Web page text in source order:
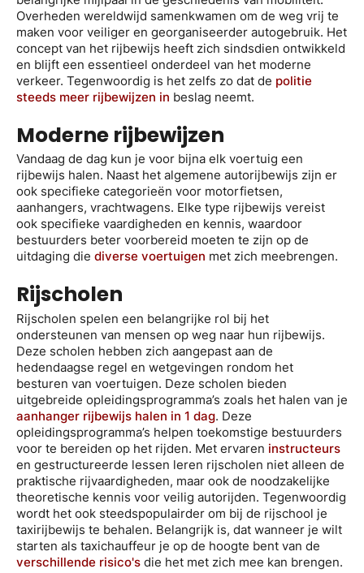
Overheden wereldwijd samenkwamen om de weg vrij te
maken voor veiliger en georganiseerder autogebruik. Het
concept van het rijbewijs heeft zich sindsdien ontwikkeld
en blijft een essentieel onderdeel van het moderne
verkeer. Tegenwoordig is het zelfs zo dat de politie
steeds meer rijbewijzen in beslag neemt.
Moderne rijbewijzen
Vandaag de dag kun je voor bijna elk voertuig een
rijbewijs halen. Naast het algemene autorijbewijs zijn er
ook specifieke categorieën voor motorfietsen,
aanhangers, vrachtwagens. Elke type rijbewijs vereist
ook specifieke vaardigheden en kennis, waardoor
bestuurders beter voorbereid moeten te zijn op de
uitdaging die diverse voertuigen met zich meebrengen.
Rijscholen
Rijscholen spelen een belangrijke rol bij het
ondersteunen van mensen op weg naar hun rijbewijs.
Deze scholen hebben zich aangepast aan de
hedendaagse regel en wetgevingen rondom het
besturen van voertuigen. Deze scholen bieden
uitgebreide opleidingsprogramma’s zoals het halen van je
aanhanger rijbewijs halen in 1 dag. Deze
opleidingsprogramma’s helpen toekomstige bestuurders
voor te bereiden op het rijden. Met ervaren instructeurs
en gestructureerde lessen leren rijscholen niet alleen de
praktische rijvaardigheden, maar ook de noodzakelijke
theoretische kennis voor veilig autorijden. Tegenwoordig
wordt het ook steedspopulairder om bij de rijschool je
taxirijbewijs te behalen. Belangrijk is, dat wanneer je wilt
starten als taxichauffeur je op de hoogte bent van de
verschillende risico's die het met zich mee kan brengen.